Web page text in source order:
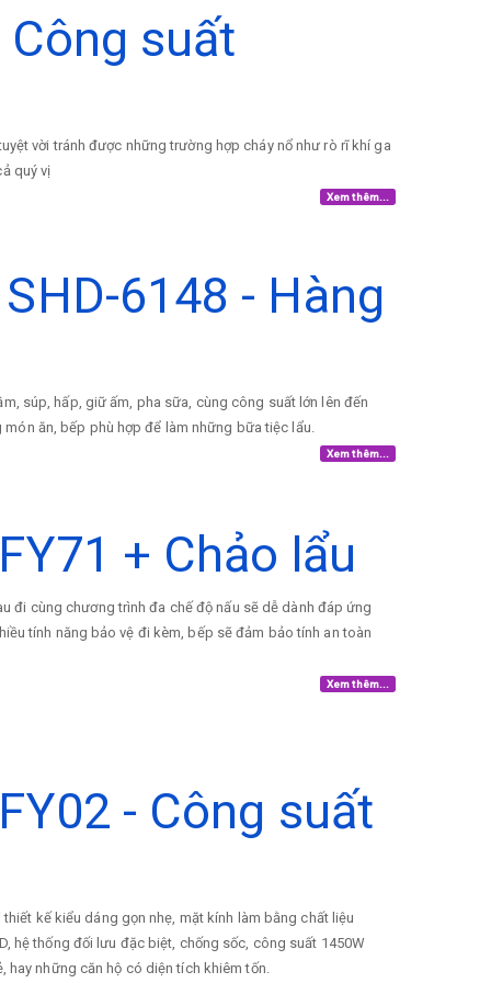
suất
vời tránh được những trường hợp cháy nổ như rò rĩ khí ga
quý vị
Xem thêm...
6148 - Hàng
súp, hấp, giữ ấm, pha sữa, cùng công suất lớn lên đến
ăn, bếp phù hợp để làm những bữa tiệc lẩu.
Xem thêm...
+ Chảo lẩu
đi cùng chương trình đa chế độ nấu sẽ dễ dành đáp ứng
tính năng bảo vệ đi kèm, bếp sẽ đảm bảo tính an toàn
Xem thêm...
- Công suất
kế kiểu dáng gọn nhẹ, mặt kính làm bằng chất liệu
hệ thống đối lưu đặc biệt, chống sốc, công suất 1450W
những căn hộ có diện tích khiêm tốn.